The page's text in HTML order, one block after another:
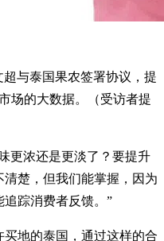
与泰国果农签署协议，提
场的大数据。（受访者提
更浓还是更淡了？要提升
楚，但我们能掌握，因为
踪消费者反馈。”
地的泰国，通过这样的合